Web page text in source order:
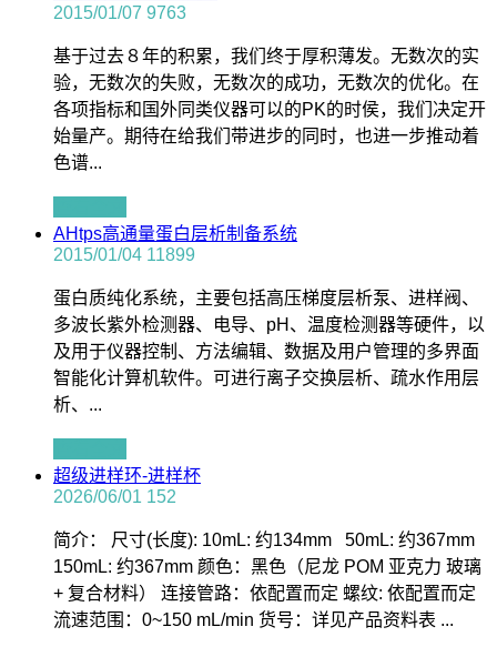
2015/01/07 9763
基于过去８年的积累，我们终于厚积薄发。无数次的实
验，无数次的失败，无数次的成功，无数次的优化。在
各项指标和国外同类仪器可以的PK的时侯，我们决定开
始量产。期待在给我们带进步的同时，也进一步推动着
色谱...
AHtps高通量蛋白层析制备系统
2015/01/04 11899
蛋白质纯化系统，主要包括高压梯度层析泵、进样阀、
多波长紫外检测器、电导、pH、温度检测器等硬件，以
及用于仪器控制、方法编辑、数据及用户管理的多界面
智能化计算机软件。可进行离子交换层析、疏水作用层
析、...
超级进样环-进样杯
2026/06/01 152
简介： 尺寸(长度): 10mL: 约134mm 50mL: 约367mm
150mL: 约367mm 颜色：黑色（尼龙 POM 亚克力 玻璃
+ 复合材料） 连接管路：依配置而定 螺纹: 依配置而定
流速范围：0~150 mL/min 货号：详见产品资料表 ...